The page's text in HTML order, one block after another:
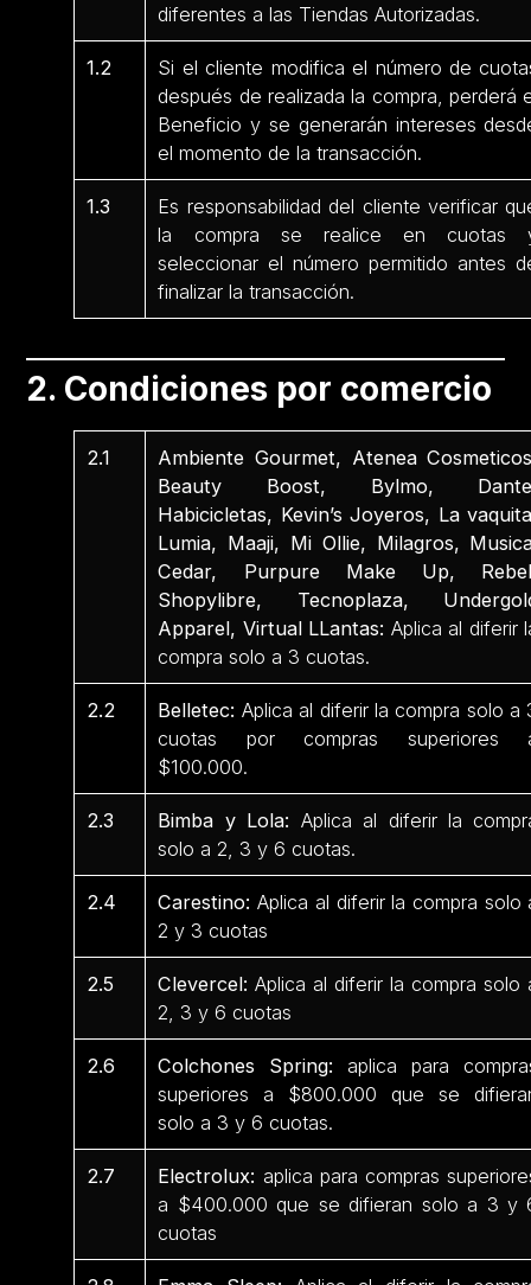
diferentes a las Tiendas Autorizadas.
1.2
Si el cliente modifica el número de
después de realizada la compra, perderá
Beneficio y se generarán intereses
el momento de la transacción.
1.3
Es responsabilidad del cliente verificar
la compra se realice en cuotas
seleccionar el número permitido antes
finalizar la transacción.
2. Condiciones por comercio
2.1
Ambiente Gourmet, Atenea
Beauty Boost, Bylmo,
Habicicletas, Kevin’s Joyeros, La
Lumia, Maaji, Mi Ollie, Milagros,
Cedar, Purpure Make Up,
Shopylibre, Tecnoplaza,
Apparel, Virtual LLantas: Aplica al diferir
compra solo a 3 cuotas.
2.2 Belletec: Aplica al diferir la compra solo a
cuotas por compras superiores
$100.000.
2.3 Bimba y Lola: Aplica al diferir la
solo a 2, 3 y 6 cuotas.
2.4 Carestino: Aplica al diferir la compra solo
2 y 3 cuotas
2.5 Clevercel:Aplica al diferir la compra solo
2, 3 y 6 cuotas
2.6 Colchones Spring: aplica para
superiores a $800.000 que se
solo a 3 y 6 cuotas.
2.7 Electrolux: aplica para compras
a $400.000 que se difieran solo a 3 y
cuotas